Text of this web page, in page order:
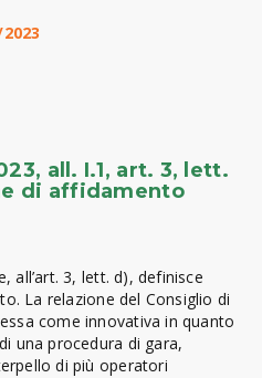
all. I.1, art. 3, lett.
di affidamento
all’art. 3, lett. d), definisce
La relazione del Consiglio di
come innovativa in quanto
una procedura di gara,
di più operatori